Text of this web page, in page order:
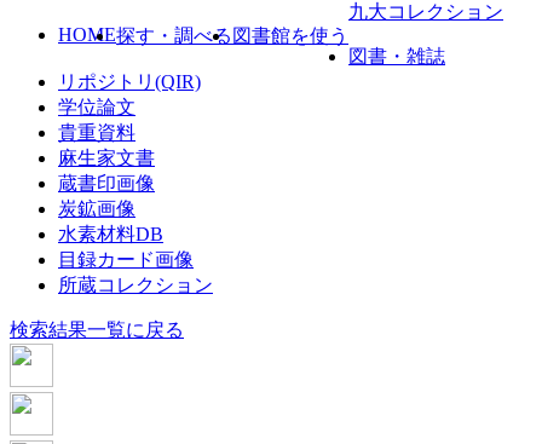
HOME探す・調べる 図書館を使う
九大コレクション
図書・雑誌
リポジトリ(QIR)
学位論文
貴重資料
麻生家文書
蔵書印画像
炭鉱画像
水素材料DB
目録カード画像
所蔵コレクション
検索結果一覧に戻る